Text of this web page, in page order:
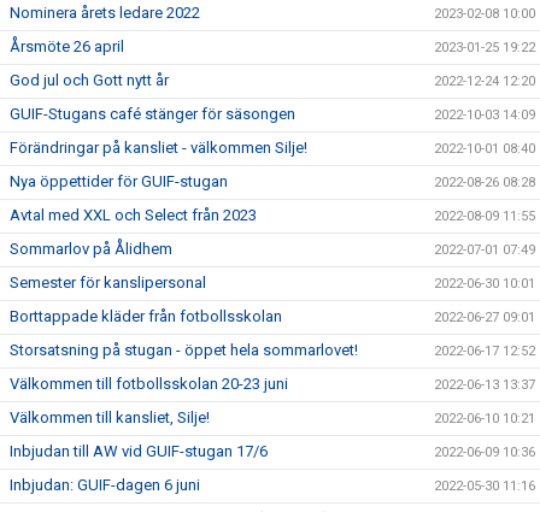
Nominera årets ledare 2022 2023-02-08 10:00
Årsmöte 26 april 2023-01-25 19:22
God jul och Gott nytt år 2022-12-24 12:20
GUIF-Stugans café stänger för säsongen 2022-10-03 14:09
Förändringar på kansliet - välkommen Silje! 2022-10-01 08:40
Nya öppettider för GUIF-stugan 2022-08-26 08:28
Avtal med XXL och Select från 2023 2022-08-09 11:55
Sommarlov på Ålidhem 2022-07-01 07:49
Semester för kanslipersonal 2022-06-30 10:01
Borttappade kläder från fotbollsskolan 2022-06-27 09:01
Storsatsning på stugan - öppet hela sommarlovet! 2022-06-17 12:52
Välkommen till fotbollsskolan 20-23 juni 2022-06-13 13:37
Välkommen till kansliet, Silje! 2022-06-10 10:21
Inbjudan till AW vid GUIF-stugan 17/6 2022-06-09 10:36
Inbjudan: GUIF-dagen 6 juni 2022-05-30 11:16